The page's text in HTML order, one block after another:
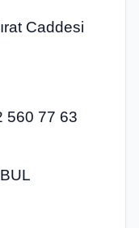
Caddesi
560 77 63